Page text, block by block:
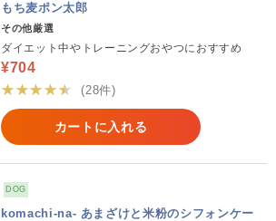
もち麦ポン太郎
その他厳選
ダイエット中やトレーニングおやつにおすすめ
¥704
★★★★★
(28件)
カートに入れる
DOG
komachi-na- あまざけと米粉のシフォンケー